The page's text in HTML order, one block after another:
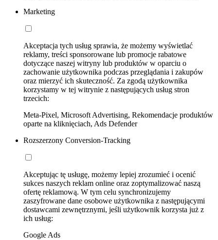
Marketing
Akceptacja tych usług sprawia, że możemy wyświetlać
reklamy, treści sponsorowane lub promocje rabatowe
dotyczące naszej witryny lub produktów w oparciu o
zachowanie użytkownika podczas przeglądania i zakupów
oraz mierzyć ich skuteczność. Za zgodą użytkownika
korzystamy w tej witrynie z następujących usług stron
trzecich:
Meta-Pixel, Microsoft Advertising, Rekomendacje produktów
oparte na kliknięciach, Ads Defender
Rozszerzony Conversion-Tracking
Akceptując tę usługę, możemy lepiej zrozumieć i ocenić
sukces naszych reklam online oraz zoptymalizować naszą
ofertę reklamową. W tym celu synchronizujemy
zaszyfrowane dane osobowe użytkownika z następującymi
dostawcami zewnętrznymi, jeśli użytkownik korzysta już z
ich usług:
Google Ads